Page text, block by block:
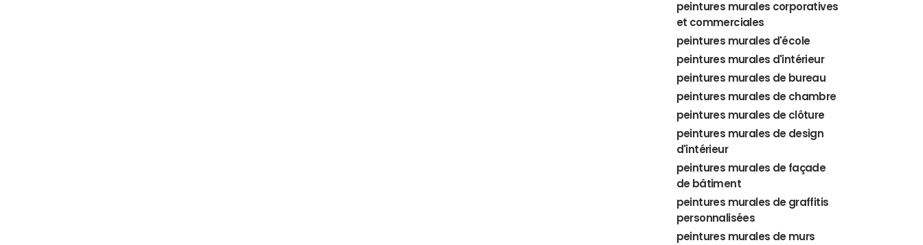
peintures murales corporatives
et commerciales
peintures murales d'école
peintures murales d'intérieur
peintures murales de bureau
peintures murales de chambre
peintures murales de clôture
peintures murales de design
d'intérieur
peintures murales de façade
de bâtiment
peintures murales de graffitis
personnalisées
peintures murales de murs